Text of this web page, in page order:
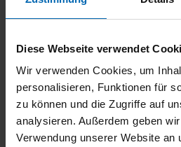
Diese Webseite verwendet
Wir verwenden Cookies, um
personalisieren, Funktionen für
zu können und die Zugriffe auf
analysieren. Außerdem geben
Verwendung unserer Website an
BMW 225
Gebrauchtwagen
Typ
Pkw
Kilometerstand
54.750
Erstzulassung
05/2023